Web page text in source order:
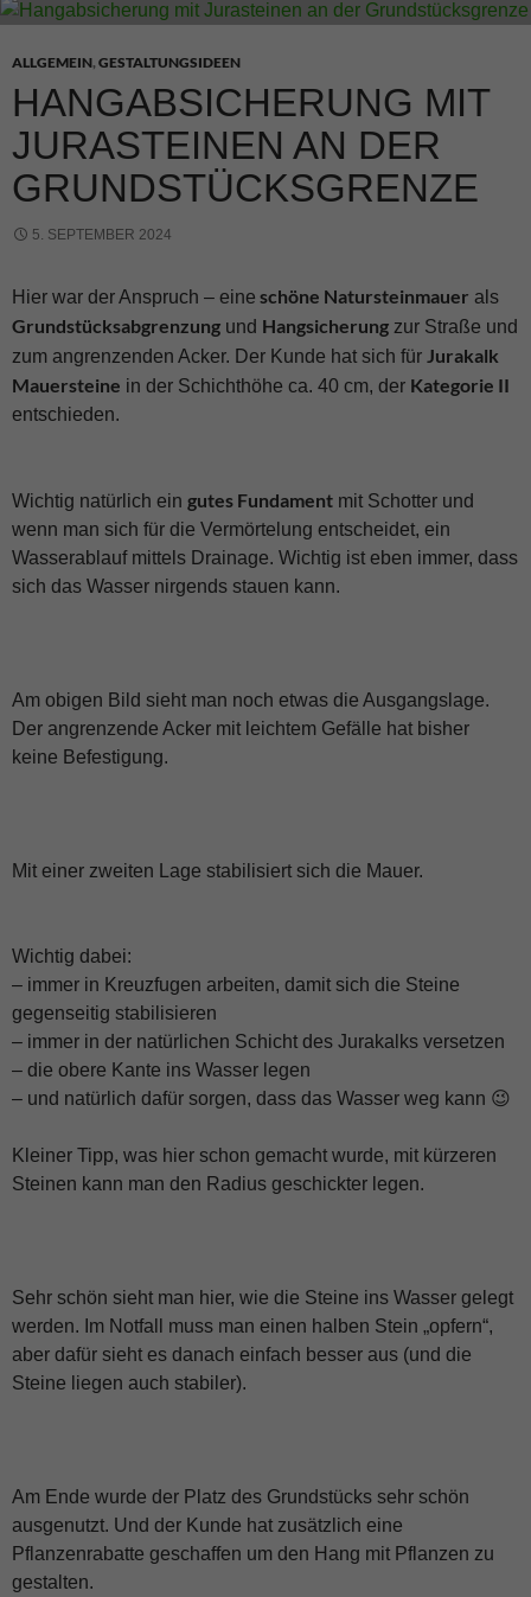
ALLGEMEIN, GESTALTUNGSIDEEN
HANGABSICHERUNG MIT
JURASTEINEN AN DER
GRUNDSTÜCKSGRENZE
5. SEPTEMBER 2024
Hier war der Anspruch – eine schöne Natursteinmauer als
Grundstücksabgrenzung und Hangsicherung zur Straße und
zum angrenzenden Acker. Der Kunde hat sich für Jurakalk
Mauersteine in der Schichthöhe ca. 40 cm, der Kategorie II
entschieden.
Wichtig natürlich ein gutes Fundament mit Schotter und
wenn man sich für die Vermörtelung entscheidet, ein
Wasserablauf mittels Drainage. Wichtig ist eben immer, dass
sich das Wasser nirgends stauen kann.
Am obigen Bild sieht man noch etwas die Ausgangslage.
Der angrenzende Acker mit leichtem Gefälle hat bisher
keine Befestigung.
Mit einer zweiten Lage stabilisiert sich die Mauer.
Wichtig dabei:
– immer in Kreuzfugen arbeiten, damit sich die Steine
gegenseitig stabilisieren
– immer in der natürlichen Schicht des Jurakalks versetzen
– die obere Kante ins Wasser legen
– und natürlich dafür sorgen, dass das Wasser weg kann 😉
Kleiner Tipp, was hier schon gemacht wurde, mit kürzeren
Steinen kann man den Radius geschickter legen.
Sehr schön sieht man hier, wie die Steine ins Wasser gelegt
werden. Im Notfall muss man einen halben Stein „opfern“,
aber dafür sieht es danach einfach besser aus (und die
Steine liegen auch stabiler).
Am Ende wurde der Platz des Grundstücks sehr schön
ausgenutzt. Und der Kunde hat zusätzlich eine
Pflanzenrabatte geschaffen um den Hang mit Pflanzen zu
gestalten.